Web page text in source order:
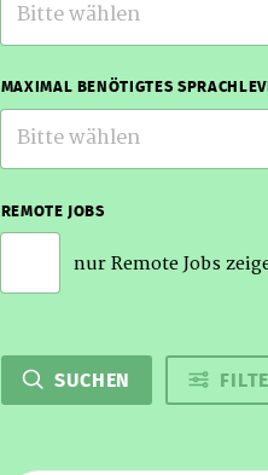
Bitte wählen
MAXIMAL BENÖTIGTES
Bitte wählen
REMOTE JOBS
nur Remote Jobs
SUCHEN